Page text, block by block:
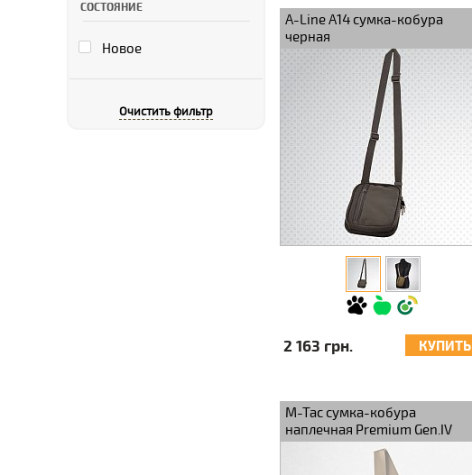
СОСТОЯНИЕ
Новое
Очистить фильтр
A-Line А14 сумка-кобура
черная
2 163 грн. КУПИТЬ
M-Tac сумка-кобура
наплечная Premium Gen.IV
Coyote